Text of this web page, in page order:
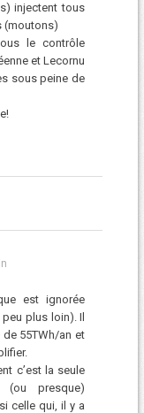
injectent tous
(moutons)
le contrôle
et Lecornu
sous peine de
est ignorée
plus loin). Il
55TWh/an et
c’est la seule
(ou presque)
celle qui, il y a